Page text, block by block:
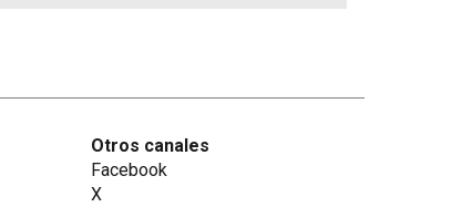
Otros canales
Facebook
X